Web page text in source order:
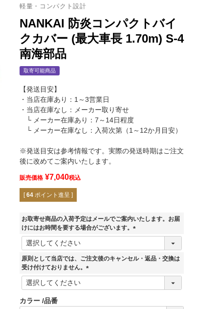
軽量・コンパクト設計
NANKAI 防炎コンパクトバイ
クカバー (最大車長 1.70m) S-4
南海部品
取寄可能商品
【発送目安】
・当店在庫あり：1～3営業日
・当店在庫なし：メーカー取り寄せ
└ メーカー在庫あり：7～14日程度
└ メーカー在庫なし：入荷次第（1～12か月目安）
※発送目安は参考情報です。実際の発送時期はご注文
後に改めてご案内いたします。
販売価格 ¥7,040税込
[ 64 ポイント進呈 ]
お取寄せ商品の入荷予定はメールでご案内いたします。お届
けにはお時間を要する場合がございます。
(
須
原則として当店では、ご注文後のキャンセル・返品・交換は
受け付けておりません。
(
)
カラー 品番